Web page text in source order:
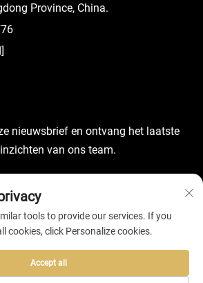
Province, China.
nieuwsbrief en ontvang het laatste
van ons team.
tools to provide our services. If you
cookies, click Personalize cookies.
Accept all